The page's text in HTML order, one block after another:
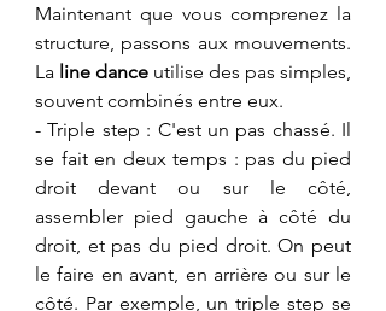
​Maintenant que vous comprenez la
structure, passons aux mouvements.
La line dance utilise des pas simples,
souvent combinés entre eux.
​- Triple step : C'est un pas chassé. Il
se fait en deux temps : pas du pied
droit devant ou sur le côté,
assembler pied gauche à côté du
droit, et pas du pied droit. On peut
le faire en avant, en arrière ou sur le
côté. Par exemple, un triple step se